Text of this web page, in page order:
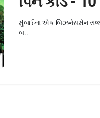
મુંબઈના એક બિઝનેસમેન રાજ
બ...